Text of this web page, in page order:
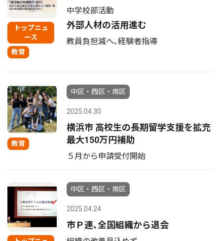
トップニュ
ース
教育
中学校部活動
外部人材の活用進む
教員負担減へ､経験者指導
教育
中区・西区・南区
2025.04.30
横浜市 高校生の長期留学支援を拡充
最大150万円補助
５月から申請受付開始
中区・西区・南区
2025.04.24
市Ｐ連､全国組織から退会